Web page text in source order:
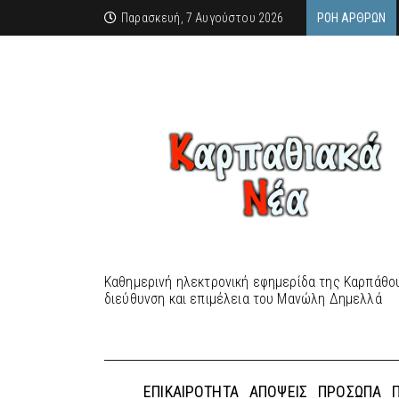
Παρασκευή, 7 Αυγούστου 2026 ΡΟΉ ΆΡΘΡΩΝ
Καθημερινή ηλεκτρονική εφημερίδα της
διεύθυνση και επιμέλεια του Μανώλη Δημελλά
ΕΠΙΚΑΙΡΌΤΗΤΑ ΑΠΌΨΕΙΣ ΠΡΌΣΩΠΑ